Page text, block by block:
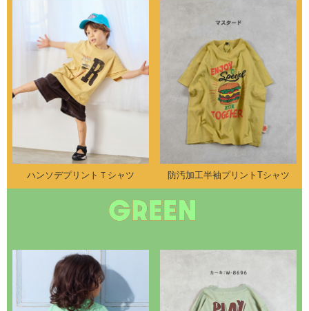
ハンソデプリントＴシャツ 防汚加工半袖プリントTシャツ